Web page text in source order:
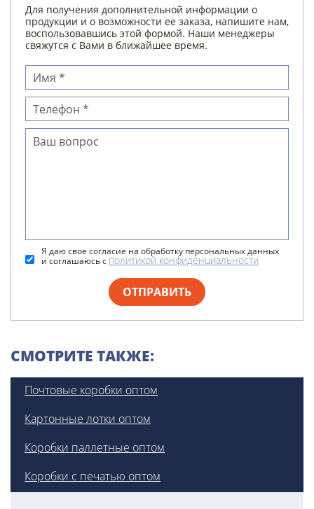
Для получения дополнительной информации о
продукции и о возможности ее заказа, напишите нам,
воспользовавшись этой формой. Наши менеджеры
свяжутся с Вами в ближайшее время.
Я даю свое согласие на обработку персональных данных
и соглашаюсь с политикой конфиденциальности
ОТПРАВИТЬ
СМОТРИТЕ ТАКЖЕ:
Почтовые коробки оптом
Картонные лотки оптом
Коробки паллетные оптом
Коробки с печатью оптом